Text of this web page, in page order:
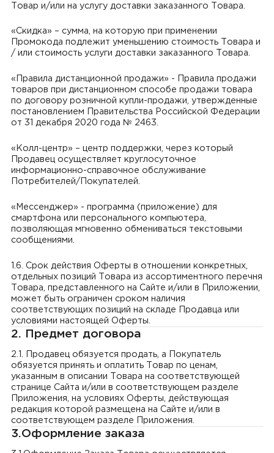
Товар и/или на услугу доставки заказанного Товара.
«Скидка» – сумма, на которую при применении
Промокода подлежит уменьшению стоимость Товара и
/ или стоимость услуги доставки заказанного Товара.
«Правила дистанционной продажи» - Правила продажи
товаров при дистанционном способе продажи товара
по договору розничной купли-продажи, утвержденные
постановлением Правительства Российской Федерации
от 31 декабря 2020 года № 2463.
«Колл-центр» – центр поддержки, через который
Продавец осуществляет круглосуточное
информационно-справочное обслуживание
Потребителей/Покупателей.
«Мессенджер» - программа (приложение) для
смартфона или персонального компьютера,
позволяющая мгновенно обмениваться текстовыми
сообщениями.
1.6. Срок действия Оферты в отношении конкретных,
отдельных позиций Товара из ассортиментного перечня
Товара, представленного на Сайте и/или в Приложении,
может быть ограничен сроком наличия
соответствующих позиций на складе Продавца или
условиями настоящей Оферты.
2. Предмет договора
2.1. Продавец обязуется продать, а Покупатель
обязуется принять и оплатить Товар по ценам,
указанным в описании Товара на соответствующей
странице Сайта и/или в соответствующем разделе
Приложения, на условиях Оферты, действующая
редакция которой размещена на Сайте и/или в
соответствующем разделе Приложения.
3.Оформление заказа